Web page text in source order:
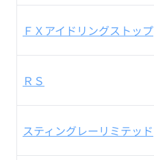
ＦＸアイドリングストップ
ＲＳ
スティングレーリミテッド